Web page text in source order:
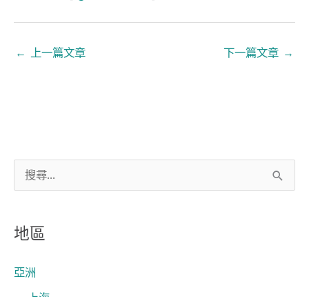
關
鍵
字
地區
亞洲
← 上一篇文章 下一篇文章 →